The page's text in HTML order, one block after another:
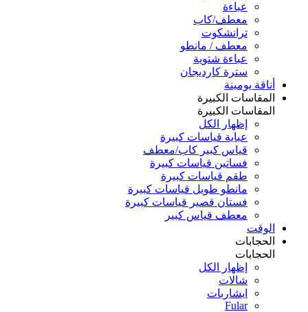
عباءة
معطف/كاب
ترانشكوت
معطف / مانطو
عباءة شتوية
سترة كارديجان
أناقة يومينة
المقاسات الكبيرة
المقاسات الكبيرة
إظهار الكل
عباية قياسات كبيرة
قياس كبير كاب/معطف
فساتين قياسات كبيرة
طقم قياسات كبيرة
مانطو طويل قياسات كبيرة
فستان قصير قياسات كبيرة
معطف قياس كبير
الوقت
الحجابات
الحجابات
إظهار الكل
شالات
ايشاربات
Fular